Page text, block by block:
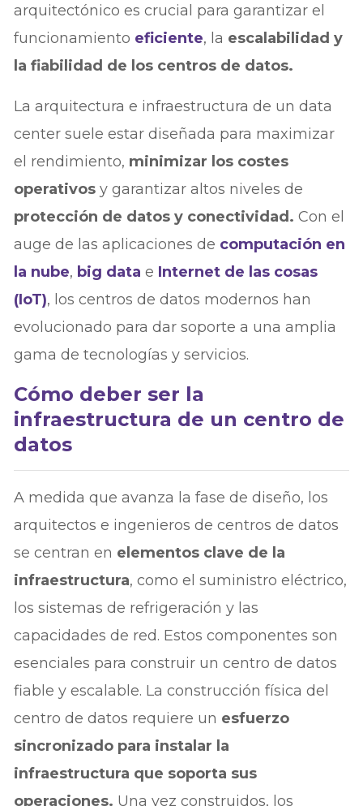
arquitectónico es crucial para garantizar el
funcionamiento eficiente, la escalabilidad y
la fiabilidad de los centros de datos.
La arquitectura e infraestructura de un data
center suele estar diseñada para maximizar
el rendimiento, minimizar los costes
operativos y garantizar altos niveles de
protección de datos y conectividad. Con el
auge de las aplicaciones de computación en
la nube, big data e Internet de las cosas
(IoT), los centros de datos modernos han
evolucionado para dar soporte a una amplia
gama de tecnologías y servicios.
Cómo deber ser la
infraestructura de un centro de
datos
A medida que avanza la fase de diseño, los
arquitectos e ingenieros de centros de datos
se centran en elementos clave de la
infraestructura, como el suministro eléctrico,
los sistemas de refrigeración y las
capacidades de red. Estos componentes son
esenciales para construir un centro de datos
fiable y escalable. La construcción física del
centro de datos requiere un esfuerzo
sincronizado para instalar la
infraestructura que soporta sus
operaciones. Una vez construidos, los